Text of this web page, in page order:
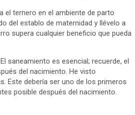
el ternero en el ambiente de parto
del establo de maternidad y llévelo a
supera cualquier beneficio que pueda
saneamiento es esencial; recuerde, el
del nacimiento. He visto
Este debería ser uno de los primeros
posible después del nacimiento.